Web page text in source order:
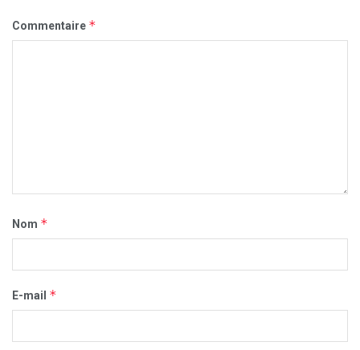
Commentaire *
Nom *
E-mail *